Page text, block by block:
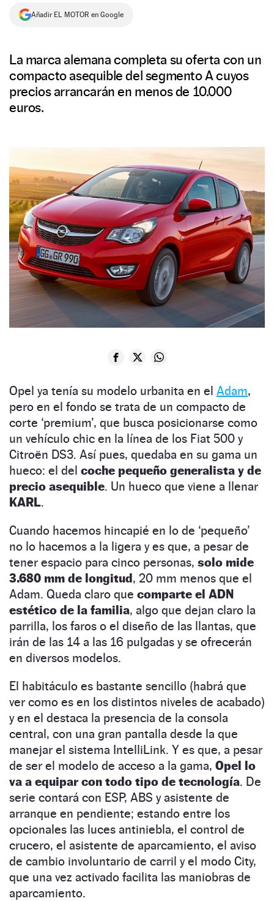
NEWSLETTER
SÍGUENOS
Añadir EL MOTOR en Google
La marca alemana completa su oferta con un
compacto asequible del segmento A cuyos
precios arrancarán en menos de 10.000
euros.
Opel ya tenía su modelo urbanita en el Adam,
pero en el fondo se trata de un compacto de
corte ‘premium’, que busca posicionarse como
un vehículo chic en la línea de los Fiat 500 y
Citroën DS3. Así pues, quedaba en su gama un
hueco: el del coche pequeño generalista y de
precio asequible. Un hueco que viene a llenar
KARL.
Cuando hacemos hincapié en lo de ‘pequeño’
no lo hacemos a la ligera y es que, a pesar de
tener espacio para cinco personas, solo mide
3.680 mm de longitud, 20 mm menos que el
Adam. Queda claro que comparte el ADN
estético de la familia, algo que dejan claro la
parrilla, los faros o el diseño de las llantas, que
irán de las 14 a las 16 pulgadas y se ofrecerán
en diversos modelos.
El habitáculo es bastante sencillo (habrá que
ver como es en los distintos niveles de acabado)
y en el destaca la presencia de la consola
central, con una gran pantalla desde la que
manejar el sistema IntelliLink. Y es que, a pesar
de ser el modelo de acceso a la gama, Opel lo
va a equipar con todo tipo de tecnología. De
serie contará con ESP, ABS y asistente de
arranque en pendiente; estando entre los
opcionales las luces antiniebla, el control de
crucero, el asistente de aparcamiento, el aviso
de cambio involuntario de carril y el modo City,
que una vez activado facilita las maniobras de
aparcamiento.